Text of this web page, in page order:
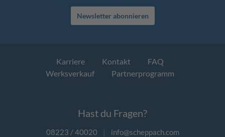
Newsletter abonnieren
Karriere Kontakt
FAQ
Werksverkauf
Partnerprogramm
Hast du Fragen?
08223 / 40020 | info@scheppach.com